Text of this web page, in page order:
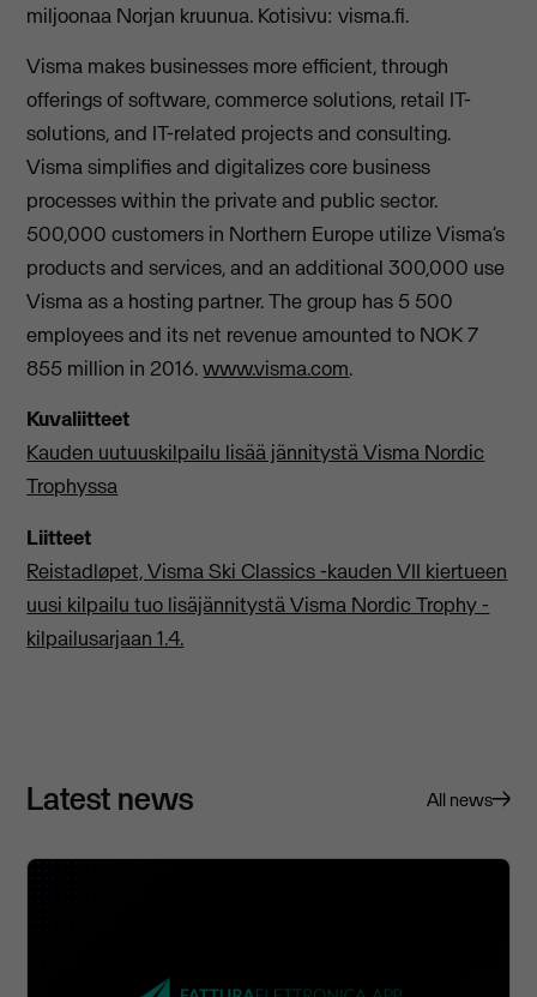
miljoonaa Norjan kruunua. Kotisivu: visma.fi.
Visma makes businesses more efficient, through
offerings of software, commerce solutions, retail IT-
solutions, and IT-related projects and consulting.
Visma simplifies and digitalizes core business
processes within the private and public sector.
500,000 customers in Northern Europe utilize Visma’s
products and services, and an additional 300,000 use
Visma as a hosting partner. The group has 5 500
employees and its net revenue amounted to NOK 7
855 million in 2016.www.visma.com.
Kuvaliitteet
Kauden uutuuskilpailu lisää jännitystä Visma Nordic
Trophyssa
Liitteet
Reistadløpet, Visma Ski Classics -kauden VII kiertueen
uusi kilpailu tuo lisäjännitystä Visma Nordic Trophy -
kilpailusarjaan 1.4.
Latest news All news